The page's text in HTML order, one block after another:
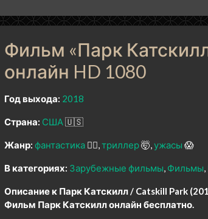
Фильм «Парк
онлайн HD 1080
Год выхода: 2018
Страна: США🇺🇸
Жанр: фантастика 🧙‍♀️ триллер🤯 ужасы 😱
В категориях: Зарубежные фильмы Фильмы
Описание к Парк Катскилл / Catskill Park
Фильм Парк Катскилл онлайн бесплатно.